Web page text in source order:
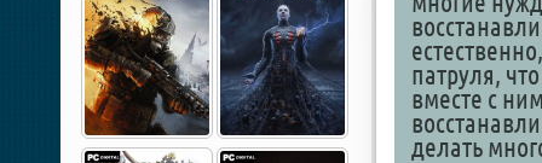
патруля,
вместе с
делать